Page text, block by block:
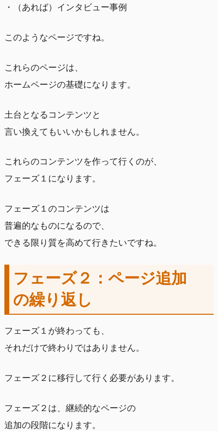
・（あれば）インタビュー事例
このようなページですね。
これらのページは、
ホームページの基礎になります。
土台となるコンテンツと
言い換えてもいいかもしれません。
これらのコンテンツを作って行くのが、
フェーズ１になります。
フェーズ１のコンテンツは
普遍的なものになるので、
できる限り質を高めて行きたいですね。
フェーズ２：ページ追加
の繰り返し
フェーズ１が終わっても、
それだけで終わりではありません。
フェーズ２に移行して行く必要があります。
フェーズ２は、継続的なページの
追加の段階になります。